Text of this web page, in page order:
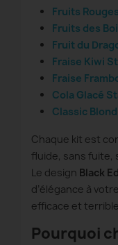
Fruits
Fruits des
Fruit du
Fraise Kiwi
Fraise
Cola Glacé
Classic
Chaque kit est
fluide, sans fuite,
Le design Black
d’élégance à
efficace et
Pourquoi